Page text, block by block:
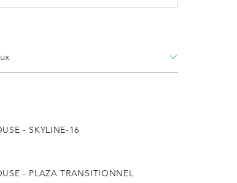
- SKYLINE-16
- PLAZA TRANSITIONNEL